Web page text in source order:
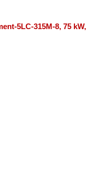
5LC-315M-8, 75 kW,